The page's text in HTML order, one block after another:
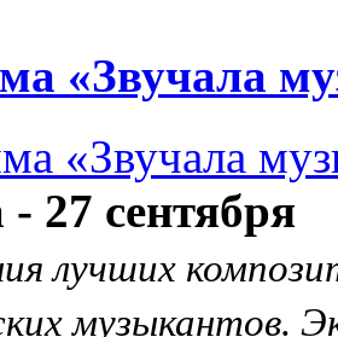
«Звучала
- 27 сентября
лучших
музыкантов.